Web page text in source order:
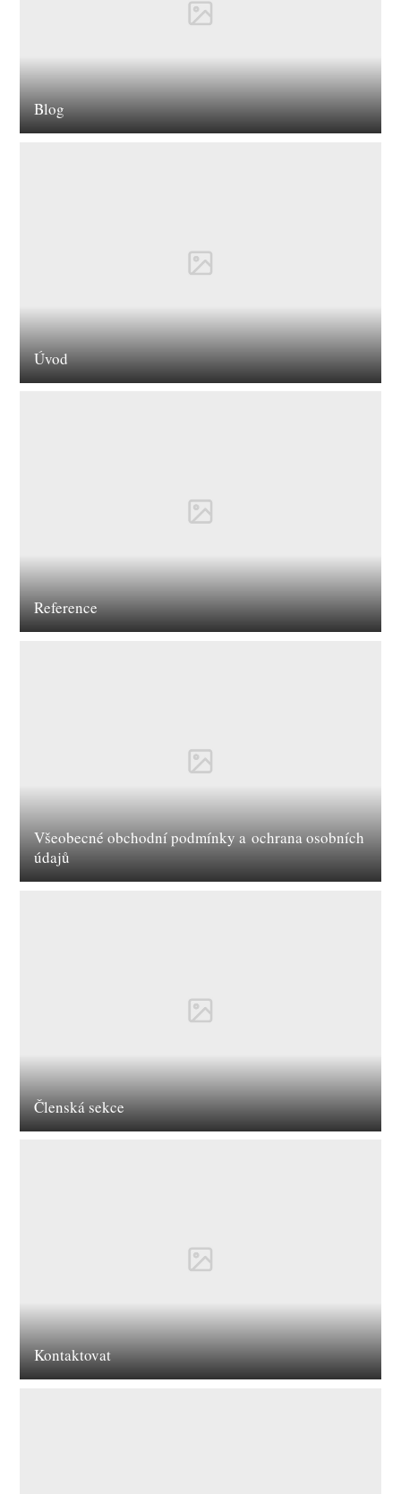
Blog
Úvod
Reference
Všeobecné obchodní podmínky a ochrana osobních
údajů
Členská sekce
Kontaktovat